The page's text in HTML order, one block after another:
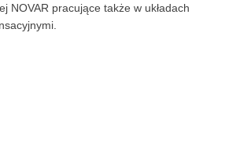
NOVAR pracujące także w układach